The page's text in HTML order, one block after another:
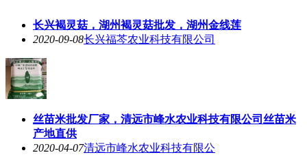
长兴褐灵菇，湖州褐灵菇批发，湖州金线莲
2020-09-08长兴福芩农业科技有限公司
丝苗米批发厂家，清远市峰水农业科技有限公司丝苗米
产地直供
2020-04-07清远市峰水农业科技有限公